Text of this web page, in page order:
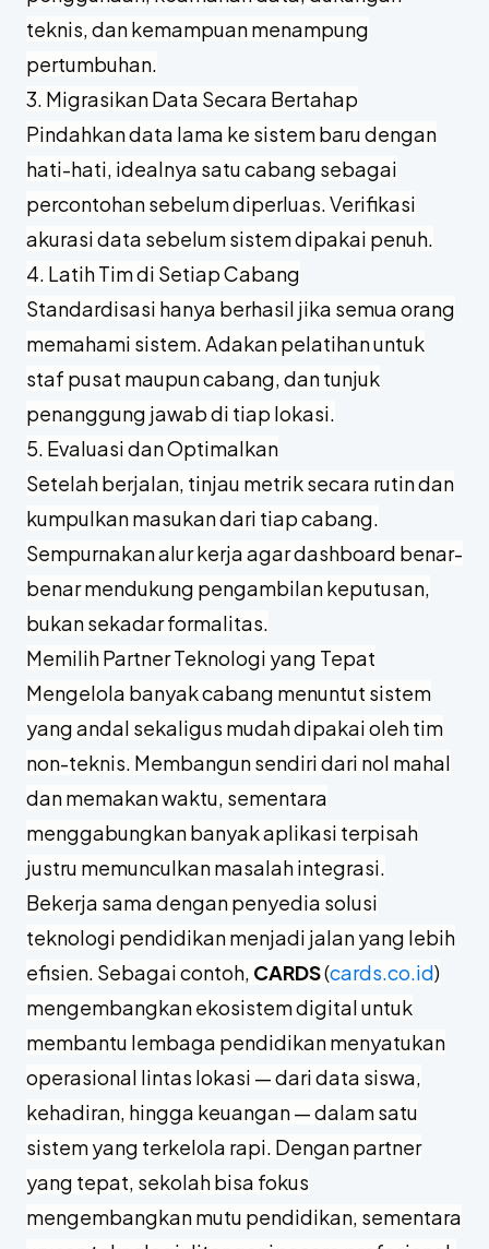
teknis, dan kemampuan menampung
pertumbuhan.
3. Migrasikan Data Secara Bertahap
Pindahkan data lama ke sistem baru dengan
hati-hati, idealnya satu cabang sebagai
percontohan sebelum diperluas. Verifikasi
akurasi data sebelum sistem dipakai penuh.
4. Latih Tim di Setiap Cabang
Standardisasi hanya berhasil jika semua orang
memahami sistem. Adakan pelatihan untuk
staf pusat maupun cabang, dan tunjuk
penanggung jawab di tiap lokasi.
5. Evaluasi dan Optimalkan
Setelah berjalan, tinjau metrik secara rutin dan
kumpulkan masukan dari tiap cabang.
Sempurnakan alur kerja agar dashboard benar-
benar mendukung pengambilan keputusan,
bukan sekadar formalitas.
Memilih Partner Teknologi yang Tepat
Mengelola banyak cabang menuntut sistem
yang andal sekaligus mudah dipakai oleh tim
non-teknis. Membangun sendiri dari nol mahal
dan memakan waktu, sementara
menggabungkan banyak aplikasi terpisah
justru memunculkan masalah integrasi.
Bekerja sama dengan penyedia solusi
teknologi pendidikan menjadi jalan yang lebih
efisien. Sebagai contoh, CARDS(cards.co.id)
mengembangkan ekosistem digital untuk
membantu lembaga pendidikan menyatukan
operasional lintas lokasi — dari data siswa,
kehadiran, hingga keuangan — dalam satu
sistem yang terkelola rapi. Dengan partner
yang tepat, sekolah bisa fokus
mengembangkan mutu pendidikan, sementara